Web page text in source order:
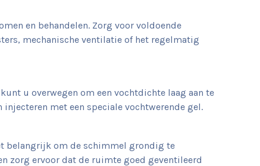
en behandelen. Zorg voor voldoende
mechanische ventilatie of het regelmatig
u overwegen om een vochtdichte laag aan te
met een speciale vochtwerende gel.
belangrijk om de schimmel grondig te
zorg ervoor dat de ruimte goed geventileerd